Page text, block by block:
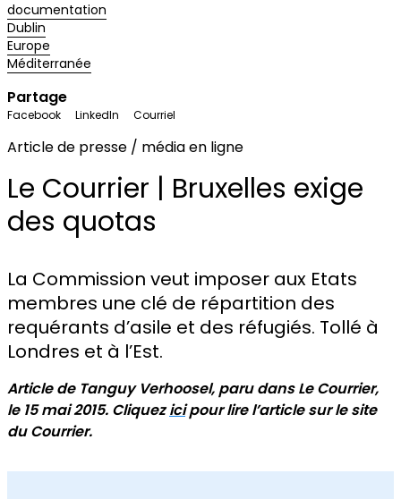
documentation
Dublin
Europe
Méditerranée
Partage
Facebook LinkedIn Courriel
Article de presse / média en ligne
Le Courrier | Bruxelles exige
des quotas
La Commission veut imposer aux Etats
membres une clé de répartition des
requérants d’asile et des réfugiés. Tollé à
Londres et à l’Est.
Article de Tanguy Verhoosel, paru dans Le Courrier,
le 15 mai 2015. Cliquezicipour lire l’article sur le site
du Courrier.